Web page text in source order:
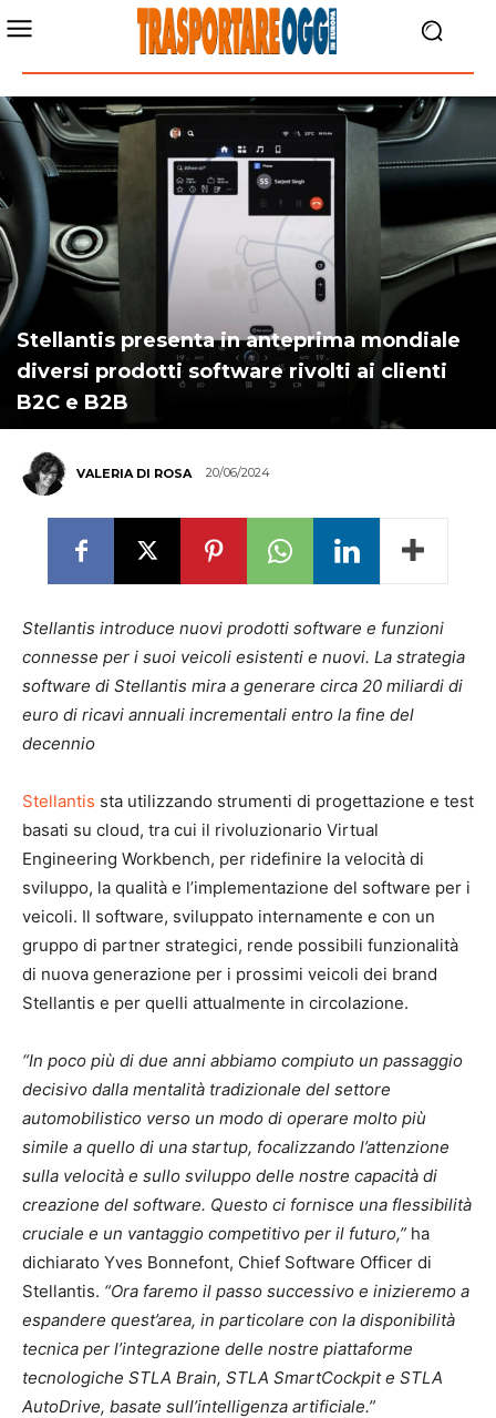
Stellantis presenta in anteprima mondiale
diversi prodotti software rivolti ai clienti
B2C e B2B
VALERIA DI ROSA 20/06/2024
Stellantis introduce nuovi prodotti software e funzioni
connesse per i suoi veicoli esistenti e nuovi. La strategia
software di Stellantis mira a generare circa 20 miliardi di
euro di ricavi annuali incrementali entro la fine del
decennio
Stellantis sta utilizzando strumenti di progettazione e test
basati su cloud, tra cui il rivoluzionario Virtual
Engineering Workbench, per ridefinire la velocità di
sviluppo, la qualità e l’implementazione del software per i
veicoli. Il software, sviluppato internamente e con un
gruppo di partner strategici, rende possibili funzionalità
di nuova generazione per i prossimi veicoli dei brand
Stellantis e per quelli attualmente in circolazione.
“In poco più di due anni abbiamo compiuto un passaggio
decisivo dalla mentalità tradizionale del settore
automobilistico verso un modo di operare molto più
simile a quello di una startup, focalizzando l’attenzione
sulla velocità e sullo sviluppo delle nostre capacità di
creazione del software. Questo ci fornisce una flessibilità
cruciale e un vantaggio competitivo per il futuro,” ha
dichiarato Yves Bonnefont, Chief Software Officer di
Stellantis. “Ora faremo il passo successivo e inizieremo a
espandere quest’area, in particolare con la disponibilità
tecnica per l’integrazione delle nostre piattaforme
tecnologiche STLA Brain, STLA SmartCockpit e STLA
AutoDrive, basate sull’intelligenza artificiale.”